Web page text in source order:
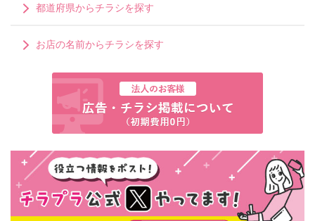
都道府県からチラシを探す
お店の名前からチラシを探す